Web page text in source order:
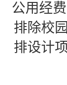
公用经
排除校
排设计